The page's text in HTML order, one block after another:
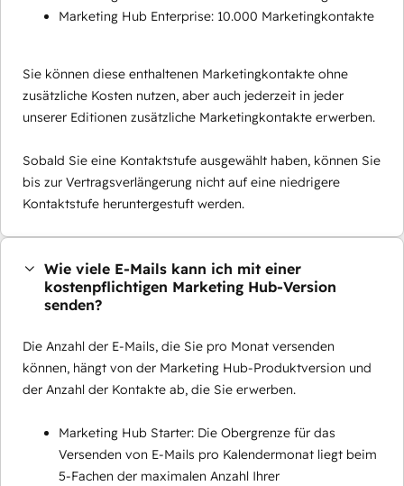
Marketing Hub Enterprise: 10.000 Marketingkontakte
Sie können diese enthaltenen Marketingkontakte ohne
zusätzliche Kosten nutzen, aber auch jederzeit in jeder
unserer Editionen zusätzliche Marketingkontakte erwerben.
Sobald Sie eine Kontaktstufe ausgewählt haben, können Sie
bis zur Vertragsverlängerung nicht auf eine niedrigere
Kontaktstufe heruntergestuft werden.
Wie viele E-Mails kann ich mit einer
kostenpflichtigen Marketing Hub-Version
senden?
Die Anzahl der E-Mails, die Sie pro Monat versenden
können, hängt von der Marketing Hub-Produktversion und
der Anzahl der Kontakte ab, die Sie erwerben.
Marketing Hub Starter: Die Obergrenze für das
Versenden von E-Mails pro Kalendermonat liegt beim
5-Fachen der maximalen Anzahl Ihrer